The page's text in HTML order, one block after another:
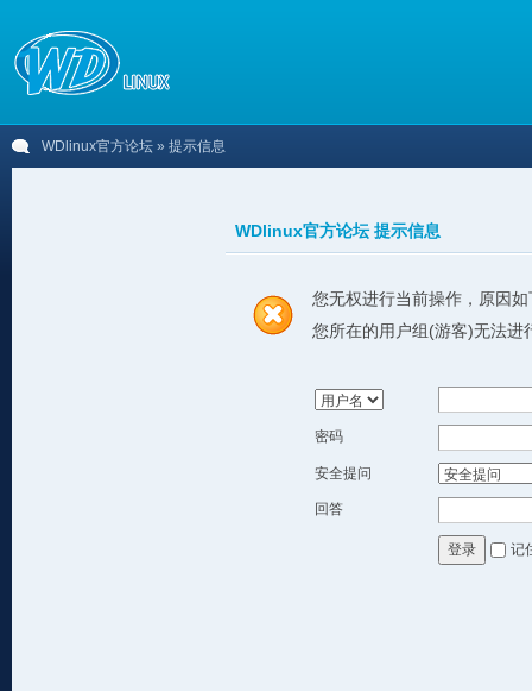
WDlinux官方论坛 » 提示信息
WDlinux官方论坛 提示信息
您无权进行当前操作，原因如
您所在的用户组(游客)无法进
密码
安全提问
回答
登录 记